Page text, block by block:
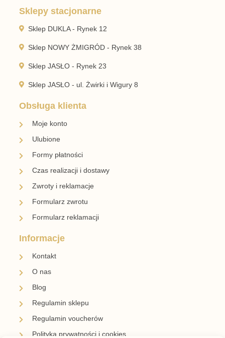
Sklepy stacjonarne
Sklep DUKLA - Rynek 12
Sklep NOWY ŻMIGRÓD - Rynek 38
Sklep JASŁO - Rynek 23
Sklep JASŁO - ul. Żwirki i Wigury 8
Obsługa klienta
Moje konto
Ulubione
Formy płatności
Czas realizacji i dostawy
Zwroty i reklamacje
Formularz zwrotu
Formularz reklamacji
Informacje
Kontakt
O nas
Blog
Regulamin sklepu
Regulamin voucherów
Polityka prywatności i cookies